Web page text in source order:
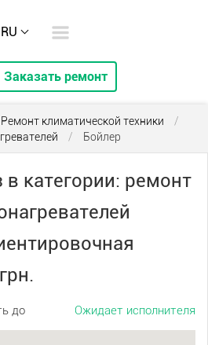
RU
Заказать ремонт
Ремонт климатической техники
/
/ Бойлер
в категории: ремонт
Ожидает исполнителя
до